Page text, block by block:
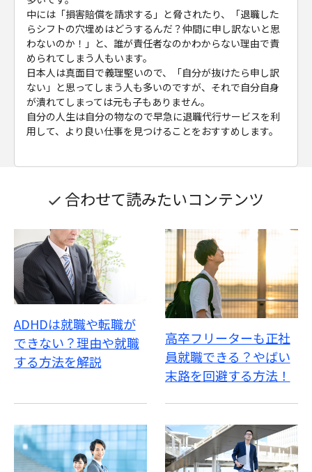
中には「損害賠償を請求する」と脅されたり、「退職した
らシフトの穴埋めはどうするんだ？仲間に申し訳ないと思
わないのか！」と、誰が責任者なのかわからない理由で責
められてしまう人もいます。
日本人は真面目で義理堅いので、「自分が抜けたら申し訳
ない」と思ってしまう人も多いのですが、それで自分自身
が潰れてしまっては元も子もありません。
自分の人生は自分の物なので早急に退職代行サービスを利
用して、より良い仕事を見つけることをおすすめします。
合わせて読みたいコンテンツ
ADHDは就職や転職が
できない？理由や就職
する方法を解説
高卒フリーターも正社
員就職できる？やばい
末路を回避する方法！